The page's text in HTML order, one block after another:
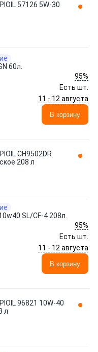
57126 5W-30
60л.
95%
Есть шт.
11 - 12 августа
В корзину
CH9502DR
208 л
SL/CF-4 208л.
95%
Есть шт.
11 - 12 августа
В корзину
96821 10W-40
л